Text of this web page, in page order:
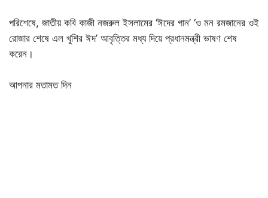
পরিশেষে, জাতীয় কবি কাজী নজরুল ইসলামের ‘ঈদের গান’ ‘ও মন রমজানের ওই
রোজার শেষে এল খুশির ঈদ’ আবৃত্তির মধ্য দিয়ে প্রধানমন্ত্রী ভাষণ শেষ
করেন।
আপনার মতামত দিন